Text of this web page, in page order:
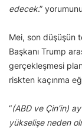
edecek.”
Mei, son düşüşün
Başkanı Trump
gerçekleşmesi
riskten kaçınma
“(ABD ve Çin’in)
yükselişe neden